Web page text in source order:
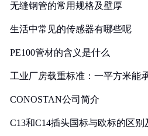
无缝钢管的常用规格及壁厚
生活中常见的传感器有哪些呢
PE100管材的含义是什么
工业厂房载重标准：一平方米能
CONOSTAN公司简介
C13和C14插头国标与欧标的区